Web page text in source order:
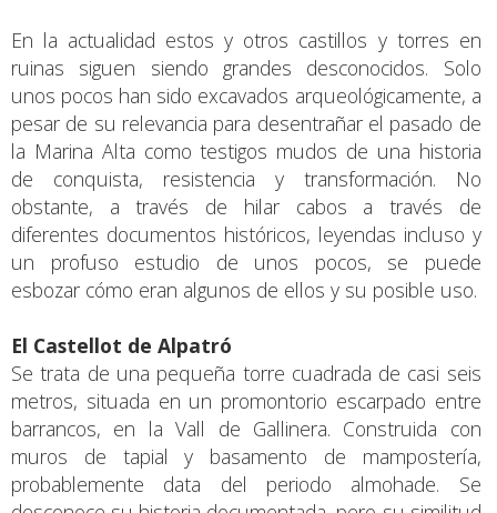
En la actualidad estos y otros castillos y torres en
ruinas siguen siendo grandes desconocidos. Solo
unos pocos han sido excavados arqueológicamente, a
pesar de su relevancia para desentrañar el pasado de
la Marina Alta como testigos mudos de una historia
de conquista, resistencia y transformación. No
obstante, a través de hilar cabos a través de
diferentes documentos históricos, leyendas incluso y
un profuso estudio de unos pocos, se puede
esbozar cómo eran algunos de ellos y su posible uso.
El Castellot de Alpatró
Se trata de una pequeña torre cuadrada de casi seis
metros, situada en un promontorio escarpado entre
barrancos, en la Vall de Gallinera. Construida con
muros de tapial y basamento de mampostería,
probablemente data del periodo almohade. Se